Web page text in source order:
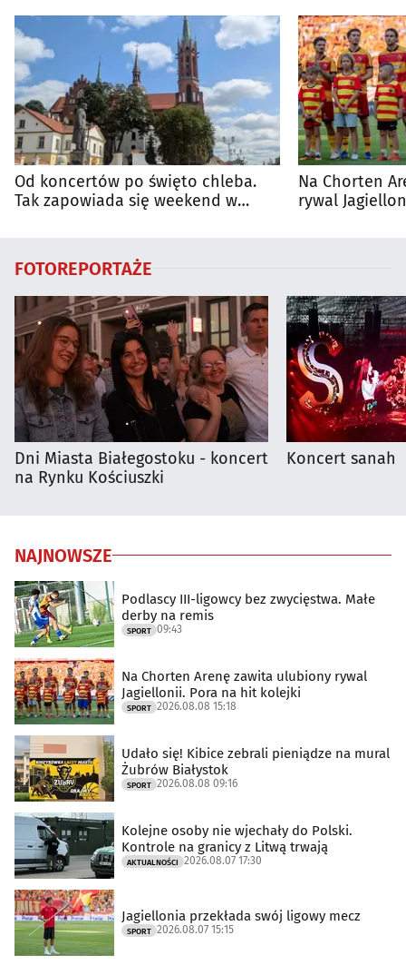
Od koncertów po święto chleba.
Tak zapowiada się weekend w
Na Chorten
rywal
FOTOREPORTAŻE
Dni Miasta Białegostoku - koncert
na Rynku Kościuszki
Koncert sanah
NAJNOWSZE
Podlascy III-ligowcy bez zwycięstwa. Małe
derby na remis
SPORT 09:43
Na Chorten Arenę zawita ulubiony rywal
Jagiellonii. Pora na hit kolejki
SPORT 2026.08.08 15:18
Udało się! Kibice zebrali pieniądze na mural
Żubrów Białystok
SPORT 2026.08.08 09:16
Kolejne osoby nie wjechały do Polski.
Kontrole na granicy z Litwą trwają
AKTUALNOŚCI 2026.08.07 17:30
Jagiellonia przekłada swój ligowy mecz
SPORT 2026.08.07 15:15